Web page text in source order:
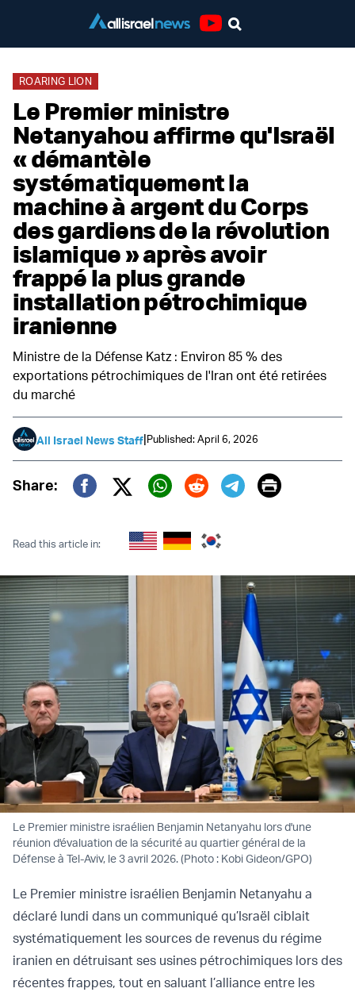
ROARING LION
Le Premier ministre
Netanyahou affirme qu'Israël
« démantèle
systématiquement la
machine à argent du Corps
des gardiens de la révolution
islamique » après avoir
frappé la plus grande
installation pétrochimique
iranienne
Ministre de la Défense Katz : Environ 85 % des
exportations pétrochimiques de l'Iran ont été retirées
du marché
All Israel News Staff|Published: April 6, 2026
Share:
Twitter (X)
Print
Read this article in:
Le Premier ministre israélien Benjamin Netanyahu lors d'une
réunion d'évaluation de la sécurité au quartier général de la
Défense à Tel-Aviv, le 3 avril 2026. (Photo : Kobi Gideon/GPO)
Le Premier ministre israélien Benjamin Netanyahu a
déclaré lundi dans un communiqué qu’Israël ciblait
systématiquement les sources de revenus du régime
iranien en détruisant ses usines pétrochimiques lors des
récentes frappes, tout en saluant l’alliance entre les